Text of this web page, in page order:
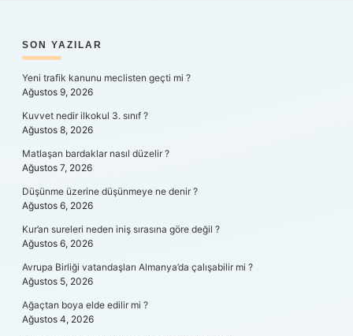
SIDEBAR
SON YAZILAR
Yeni trafik kanunu meclisten geçti mi ?
Ağustos 9, 2026
Kuvvet nedir ilkokul 3. sınıf ?
Ağustos 8, 2026
Matlaşan bardaklar nasıl düzelir ?
Ağustos 7, 2026
Düşünme üzerine düşünmeye ne denir ?
Ağustos 6, 2026
Kur’an sureleri neden iniş sırasına göre değil ?
Ağustos 6, 2026
Avrupa Birliği vatandaşları Almanya’da çalışabilir mi ?
Ağustos 5, 2026
Ağaçtan boya elde edilir mi ?
Ağustos 4, 2026